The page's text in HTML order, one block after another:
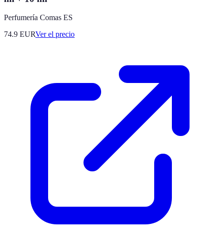
Perfumería Comas ES
74.9 EURVer el precio